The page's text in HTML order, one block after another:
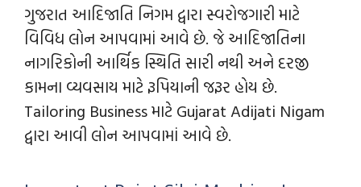
ગુજરાત આદિજાતિ નિગમ દ્વારા સ્વરોજગારી માટે
વિવિધ લોન આપવામાં આવે છે. જે આદિજાતિના
નાગરિકોની આર્થિક સ્થિતિ સારી નથી અને દરજી
કામના વ્યવસાય માટે રૂપિયાની જરૂર હોય છે.
Tailoring Business માટે Gujarat Adijati Nigam
દ્વારા આવી લોન આપવામાં આવે છે.